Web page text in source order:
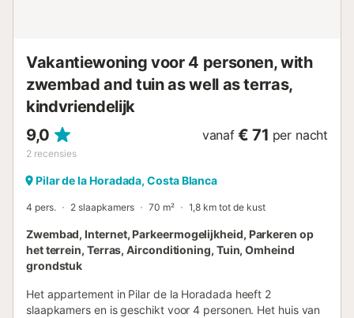
Vakantiewoning voor 4 personen, with
zwembad and tuin as well as terras,
kindvriendelijk
9,0
2 recensies
vanaf € 71 per nacht
Pilar de la Horadada, Costa Blanca
4 pers. 2 slaapkamers 70 m² 1,8 km tot de kust
Zwembad, Internet, Parkeermogelijkheid, Parkeren op
het terrein, Terras, Airconditioning, Tuin, Omheind
grondstuk
Het appartement in Pilar de la Horadada heeft 2
slaapkamers en is geschikt voor 4 personen. Het huis van